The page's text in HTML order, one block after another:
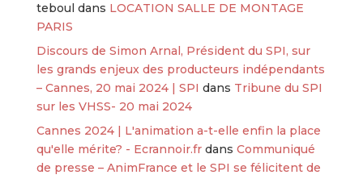
teboul dans LOCATION SALLE DE MONTAGE
PARIS
Discours de Simon Arnal, Président du SPI, sur
les grands enjeux des producteurs indépendants
– Cannes, 20 mai 2024 | SPI dans Tribune du SPI
sur les VHSS- 20 mai 2024
Cannes 2024 | L'animation a-t-elle enfin la place
qu'elle mérite? - Ecrannoir.frdans Communiqué
de presse – AnimFrance et le SPI se félicitent de